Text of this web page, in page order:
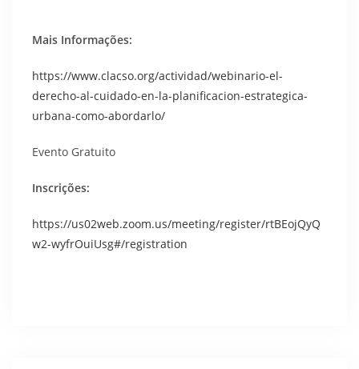
Mais Informações:
https://www.clacso.org/actividad/webinario-el-
derecho-al-cuidado-en-la-planificacion-estrategica-
urbana-como-abordarlo/
Evento Gratuito
Inscrições:
https://us02web.zoom.us/meeting/register/rtBEojQyQ
w2-wyfrOuiUsg#/registration